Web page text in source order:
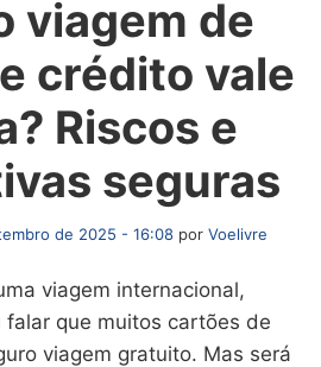
viagem de
crédito vale
Riscos e
seguras
de 2025 - 16:08 por Voelivre
viagem internacional,
falar que muitos cartões de
viagem gratuito. Mas será